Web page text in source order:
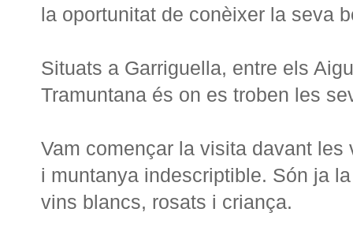
la oportunitat de conèixer la seva
Situats a Garriguella, entre els
Tramuntana és on es troben les
Vam començar la visita davant
i muntanya indescriptible. Són ja
vins blancs, rosats i criança.